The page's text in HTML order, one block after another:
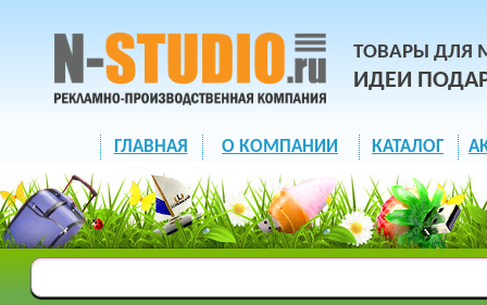
ТОВАРЫ ДЛЯ
ИДЕИ
ГЛАВНАЯ О КОМПАНИИ КАТАЛОГ